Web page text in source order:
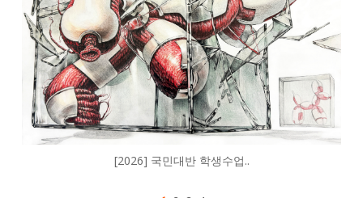
[2026] 국민대반 학생수업..